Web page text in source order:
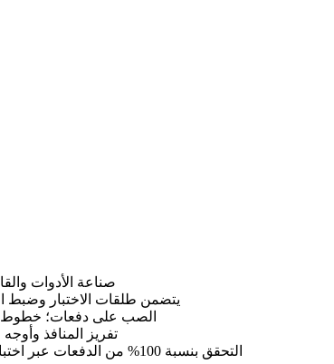
صناعة الأدوات
يتضمن طلقات الاختبار وضبط
الصب على دفعات؛ خطوط
تفريز المنافذ
التحقق بنسبة 100% من الدفعات عبر اختبارات ضغط الهواء أو الماء